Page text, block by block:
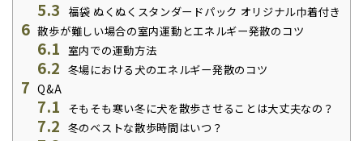
5.3 福袋 ぬくぬくスタンダードパック オリジナル巾着付き
6 散歩が難しい場合の室内運動とエネルギー発散のコツ
6.1 室内での運動方法
6.2 冬場における犬のエネルギー発散のコツ
7 Q&A
7.1 そもそも寒い冬に犬を散歩させることは大丈夫なの？
7.2 冬のベストな散歩時間はいつ？